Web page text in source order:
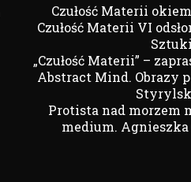
Czułość Materii
Czułość Materii VI
Sztuki
„Czułość Materii” –
Abstract Mind. Obrazy
Protista nad morzem
medium.